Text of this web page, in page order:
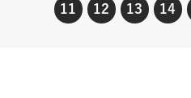
11 12 13 14